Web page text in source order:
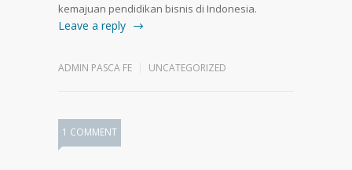
kemajuan pendidikan bisnis di Indonesia.
Leave a reply
ADMIN PASCA FE UNCATEGORIZED
1 COMMENT